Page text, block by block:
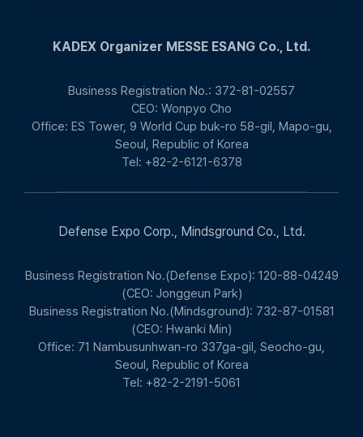
KADEX Organizer MESSE ESANG Co., Ltd.
Business Registration No.: 372-81-02557
CEO: Wonpyo Cho
Office: ES Tower, 9 World Cup buk-ro 58-gil, Mapo-gu,
Seoul, Republic of Korea
Tel: +82-2-6121-6378
Defense Expo Corp., Mindsground Co., Ltd.
Business Registration No.(Defense Expo): 120-88-04249
(CEO: Jonggeun Park)
Business Registration No.(Mindsground): 732-87-01581
(CEO: Hwanki Min)
Office: 71 Nambusunhwan-ro 337ga-gil, Seocho-gu,
Seoul, Republic of Korea
Tel: +82-2-2191-5061